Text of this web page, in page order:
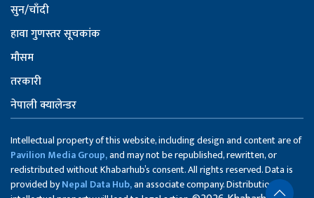
सुन/चाँदी
हावा गुणस्तर सूचकांक
मौसम
तरकारी
नेपाली क्यालेन्डर
Intellectual property of this website, including design and content are of
Pavilion Media Group,and may not be republished, rewritten, or
redistributed without Khabarhub’s consent. All rights reserved. Data is
provided byNepal Data Hub,an associate company. Distribution of